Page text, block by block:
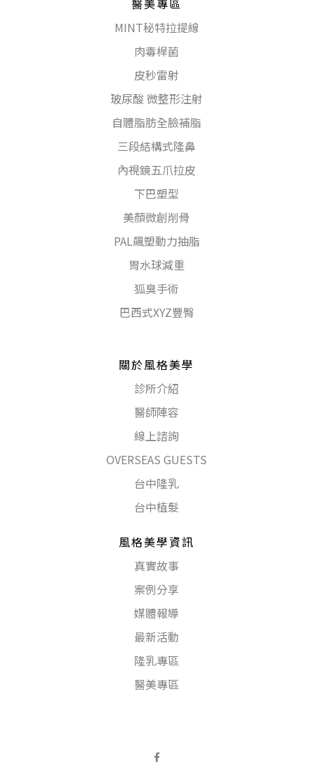
醫美專區
MINT秘特拉提線
肉毒桿菌
皮秒雷射
玻尿酸 微整形注射
自體脂肪全臉補脂
三段結構式隆鼻
內視鏡五爪拉皮
下巴塑型
美顏微創削骨
PAL飆塑動力抽脂
胃水球減重
狐臭手術
巴西式XYZ豐臀
關於風格美學
診所介紹
醫師陣容
線上諮詢
OVERSEAS GUESTS
台中隆乳
台中植髮
風格美學資訊
真實故事
案例分享
媒體報導
最新活動
隆乳專區
醫美專區